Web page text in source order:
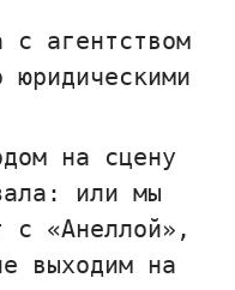
агентством
юридическими
на сцену
или мы
с «Анеллой»,
выходим на